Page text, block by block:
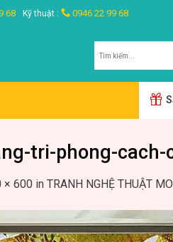
68 Kỹ thuật : 0946 22 99 68
tri-phong-
× 600 in TRANH NGHỆ THUẬT